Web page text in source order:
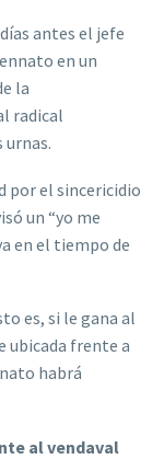
antes el jefe
en un
la
radical
por el sincericidio
un “yo me
en el tiempo de
es, si le gana al
ubicada frente a
habrá
al vendaval